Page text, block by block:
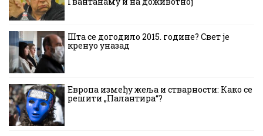
Шта се догодило 2015. године? Свет је
кренуо уназад
Европа између жеља и стварности: Како се
решити „Палантира“?